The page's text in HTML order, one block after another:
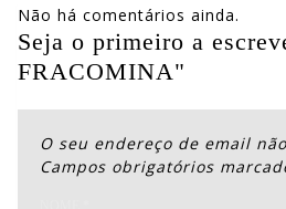
Não há comentários ainda.
Seja o primeiro a
FRACOMINA"
O seu endereço de email
Campos obrigatórios